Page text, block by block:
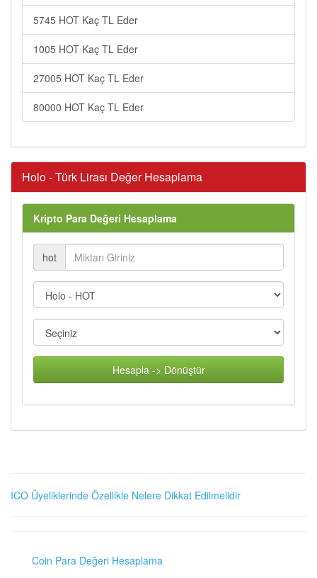
5745 HOT Kaç TL Eder
1005 HOT Kaç TL Eder
27005 HOT Kaç TL Eder
80000 HOT Kaç TL Eder
Holo - Türk Lirası Değer Hesaplama
Kripto Para Değeri Hesaplama
hot
Hesapla -> Dönüştür
ICO Üyeliklerinde Özellikle Nelere Dikkat Edilmelidir
Coin Para Değeri Hesaplama